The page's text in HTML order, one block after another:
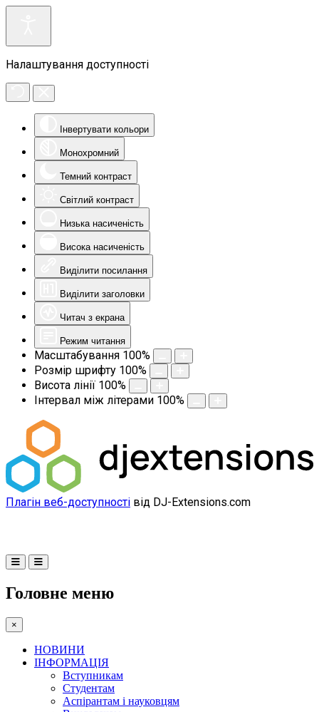
Налаштування доступності
Інвертувати кольори
Монохромний
Темний контраст
Світлий контраст
Низька насиченість
Висока насиченість
Виділити посилання
Виділити заголовки
Читач з екрана
Режим читання
Масштабування 100%
Розмір шрифту 100%
Висота лінії 100%
Інтервал між літерами 100%
Плагін веб-доступності від DJ-Extensions.com
Головне меню
×
НОВИНИ
ІНФОРМАЦІЯ
Вступникам
Студентам
Аспірантам і науковцям